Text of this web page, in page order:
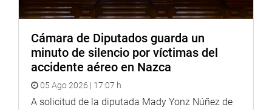
Cámara de Diputados guarda un
minuto de silencio por víctimas del
accidente aéreo en Nazca
05 Ago 2026 | 17:07 h
A solicitud de la diputada Mady Yonz Núñez de